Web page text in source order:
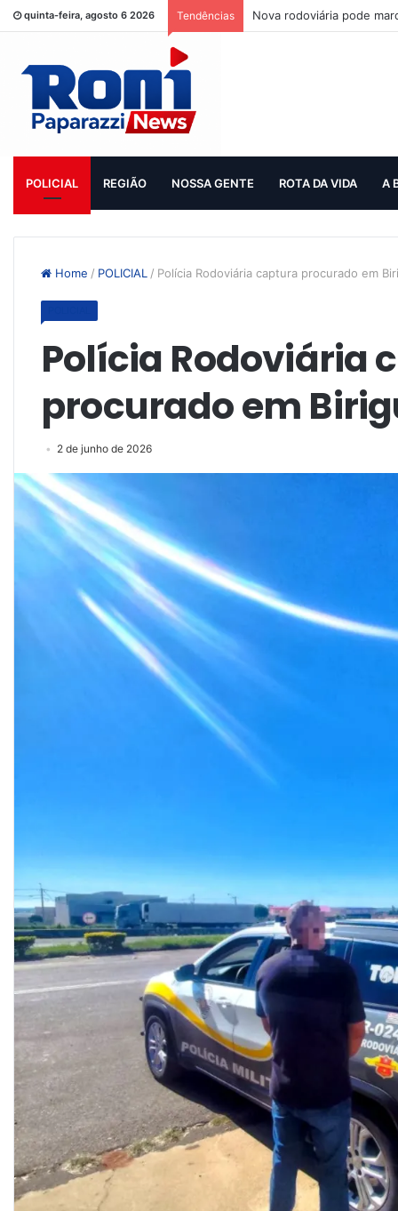
quinta-feira, agosto 6 2026 Tendências Nova rodoviária pode
POLICIAL REGIÃO NOSSA GENTE ROTA DA VIDA A
Home / POLICIAL / Polícia Rodoviária captura procurado em
Polícia Rodoviária
procurado em
2 de junho de 2026